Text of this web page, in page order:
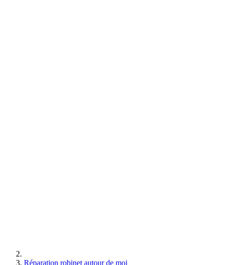
Réparation robinet autour de moi